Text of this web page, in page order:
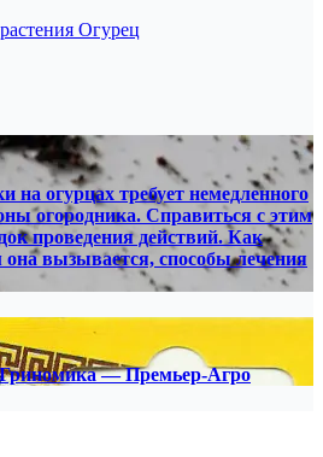
Огурец
на огурцах требует немедленного
огородника. Справиться с этим
проведения действий. Как
она вызывается, способы лечения
— Премьер-Агро